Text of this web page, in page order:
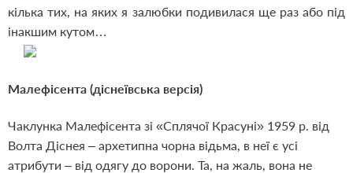
кілька тих, на яких я залюбки подивилася ще раз або під
інакшим кутом…
Малефісента (діснеївська версія)
Чаклунка Малефісента зі «Сплячої Красуні» 1959 р. від
Волта Діснея – архетипна чорна відьма, в неї є усі
атрибути – від одягу до ворони. Та, на жаль, вона не